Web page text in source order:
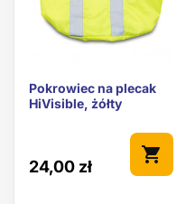
Pokrowiec na plecak
HiVisible, żółty
24,00 zł
shopping_cart